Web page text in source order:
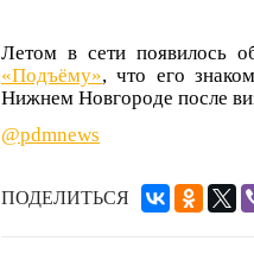
Летом в сети появилось
«Подъёму», что его
Нижнем Новгороде после
@pdmnews
ПОДЕЛИТЬСЯ